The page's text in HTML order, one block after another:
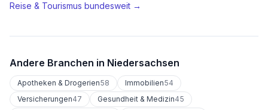
Reise & Tourismus bundesweit →
Andere Branchen in Niedersachsen
Apotheken & Drogerien58 Immobilien54
Versicherungen47 Gesundheit & Medizin45